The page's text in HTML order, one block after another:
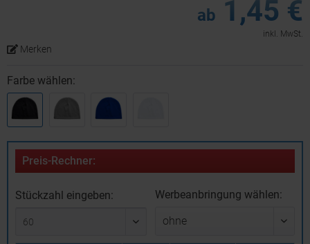
ab 1,45 €
inkl. MwSt.
Merken
Farbe wählen:
Preis-Rechner:
Stückzahl eingeben: Werbeanbringung wählen: